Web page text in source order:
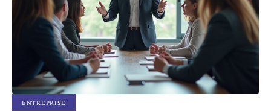
ENTREPRISE